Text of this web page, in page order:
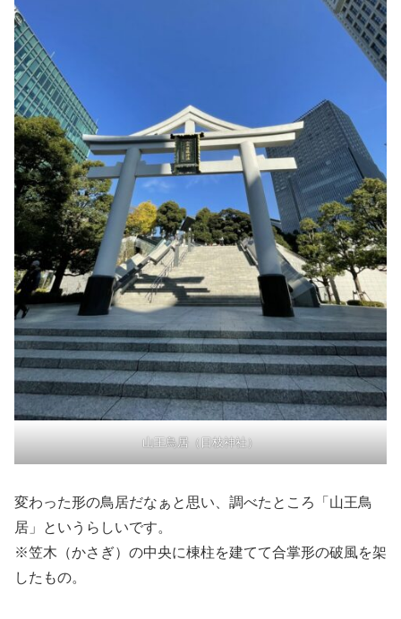
山王鳥居（日枝神社）
変わった形の鳥居だなぁと思い、調べたところ「山王鳥
居」というらしいです。
※笠木（かさぎ）の中央に棟柱を建てて合掌形の破風を架
したもの。